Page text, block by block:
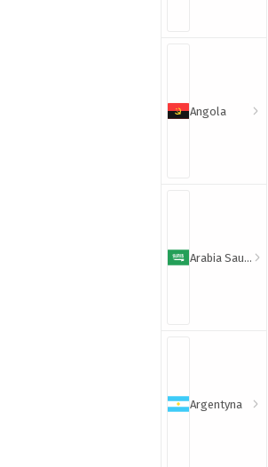
Angola
Arabia Saudyjska
Argentyna